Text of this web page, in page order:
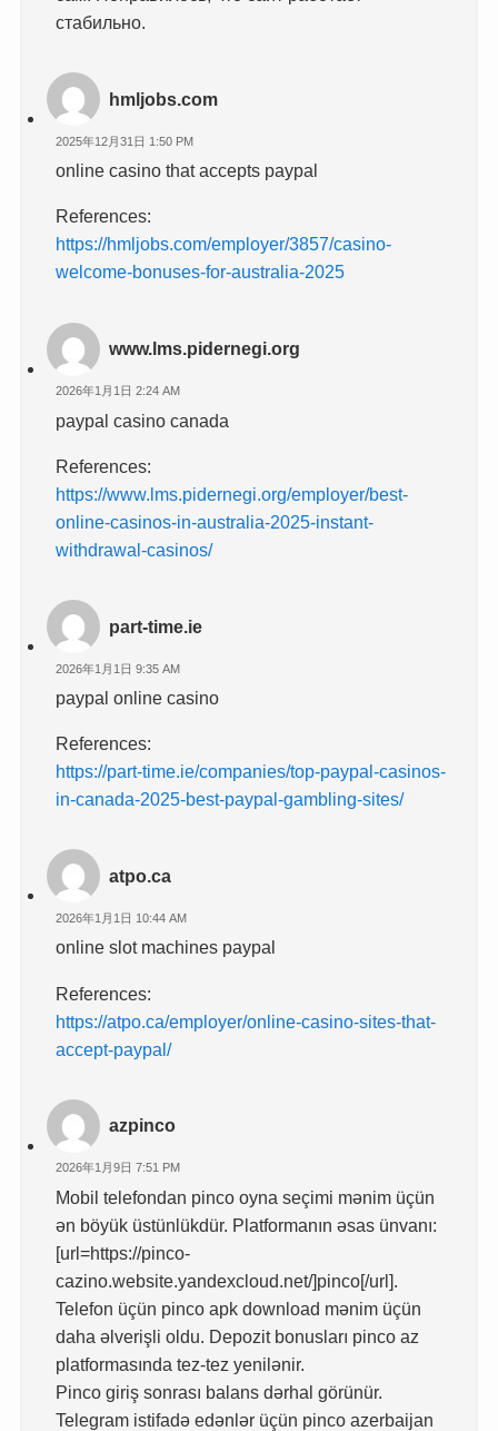
стабильно.
hmljobs.com
2025年12月31日 1:50 PM
online casino that accepts paypal
References:
https://hmljobs.com/employer/3857/casino-
welcome-bonuses-for-australia-2025
www.lms.pidernegi.org
2026年1月1日 2:24 AM
paypal casino canada
References:
https://www.lms.pidernegi.org/employer/best-
online-casinos-in-australia-2025-instant-
withdrawal-casinos/
part-time.ie
2026年1月1日 9:35 AM
paypal online casino
References:
https://part-time.ie/companies/top-paypal-casinos-
in-canada-2025-best-paypal-gambling-sites/
atpo.ca
2026年1月1日 10:44 AM
online slot machines paypal
References:
https://atpo.ca/employer/online-casino-sites-that-
accept-paypal/
azpinco
2026年1月9日 7:51 PM
Mobil telefondan pinco oyna seçimi mənim üçün
ən böyük üstünlükdür. Platformanın əsas ünvanı:
[url=https://pinco-
cazino.website.yandexcloud.net/]pinco[/url].
Telefon üçün pinco apk download mənim üçün
daha əlverişli oldu. Depozit bonusları pinco az
platformasında tez-tez yenilənir.
Pinco giriş sonrası balans dərhal görünür.
Telegram istifadə edənlər üçün pinco azerbaijan